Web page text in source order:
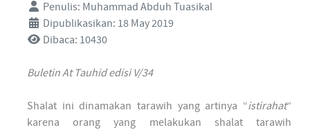
Penulis: Muhammad Abduh Tuasikal
Dipublikasikan: 18 May 2019
Dibaca: 10430
Buletin At Tauhid edisi V/34
Shalat ini dinamakan tarawih yang artinya “istirahat”
karena orang yang melakukan shalat tarawih